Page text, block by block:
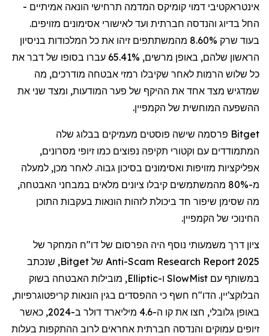
אינטראקטיבי דמוי קומיקס המדמה תרחישי הונאה אמיתיים -
החל בדיוג והנדסה חברתית ועד לאישורי אסימונים מזויפים.
בעוד שרק 8.60% מהמשתתפים זיהו את כל המלכודות בניסיון
הראשון שלהם, באופן מרשים, 65.41% עברו בסופו של דבר את
כל שלוש הרמות לאחר שקיבלו רמזי אבטחה מודרכים, מה
שמדגיש מצד אחד את ההיקף של פער המודעות, ומצד שני את
ההשפעה המוחשית של הקמפיין.
Bitget פרסמה שישה פוסטים מעמיקים בבלוג שלה
המתמודדים עם וקטורי תקיפה נפוצים כמו זיופי מסרונים,
אפליקציות מזויפות ואסימונים בסיכון גבוה. לאחר מכן, למעלה
מ-80% מהמשתמשים קיבלו ציונים מלאים במבחני האבטחה,
מה שסימן שיפור חד ביכולת לזהות הונאות בעקבות התוכן
החינוכי של הקמפיין.
ציון דרך משמעותי נוסף היה הפרסום של דו"ח המחקר של
2025
Anti-Scam Research Report של Bitget, שנכתב
במשותף עם SlowMist ו-Elliptic, מובילות האבטחה בשוק
הבלוקצ'יין. הדו"ח חשף כי ההפסדים בגין הונאות קריפטוגרפיות,
באופן גלובלי, חצו את קו ה-4.6 מיליארד דולר ב-2024, כאשר
זיופים עמוקים והנדסה חברתית אחראים לרוב ההתקפות בעלות